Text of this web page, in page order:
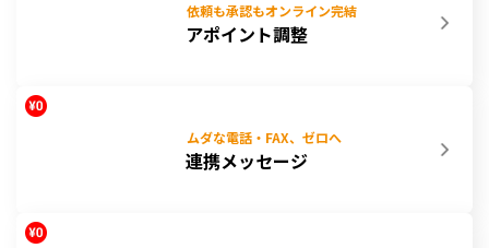
依頼も承認もオンライン完結
アポイント調整
ムダな電話・FAX、ゼロへ
連携メッセージ